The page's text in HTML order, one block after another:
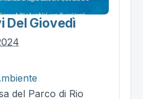
Del Giovedì
del Parco di Rio